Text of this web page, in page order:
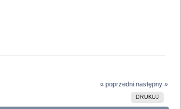
« poprzedni następny »
DRUKUJ